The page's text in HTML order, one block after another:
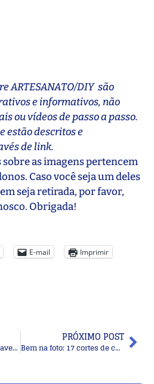
ARTESANATO/DIY são
e informativos, não
ou vídeos de passo a passo.
estão descritos e
de link.
as imagens pertencem
Caso você seja um deles
seja retirada, por favor,
Obrigada!
E-mail Imprimir
19 Ideias e modelos de avental para ficar em casa
PRÓXIMO POST
Bem na foto: 17 cortes de cabelo médio